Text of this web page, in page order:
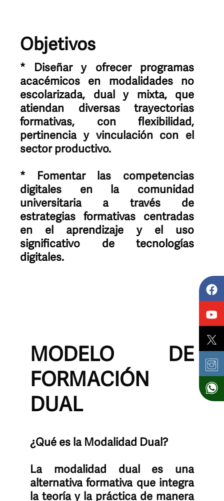
Objetivos
* Diseñar y ofrecer programas
acacémicos en modalidades no
escolarizada, dual y mixta, que
atiendan diversas trayectorias
formativas, con flexibilidad,
pertinencia y vinculación con el
sector productivo.
* Fomentar las competencias
digitales en la comunidad
universitaria a través de
estrategias formativas centradas
en el aprendizaje y el uso
significativo de tecnologías
digitales.
MODELO DE
FORMACIÓN
DUAL
¿Qué es la Modalidad Dual?
La modalidad dual es una
alternativa formativa que integra
la teoría y la práctica de manera